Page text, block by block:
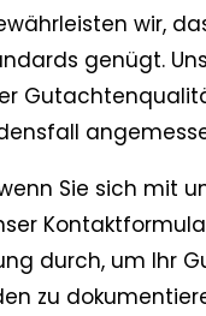
wir,
genügt.
Sie sich mit
durch, um Ihr
zu